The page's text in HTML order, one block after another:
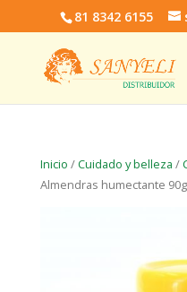
81 8342 6155
Inicio /Cuidado y belleza /
Almendras humectante 90g